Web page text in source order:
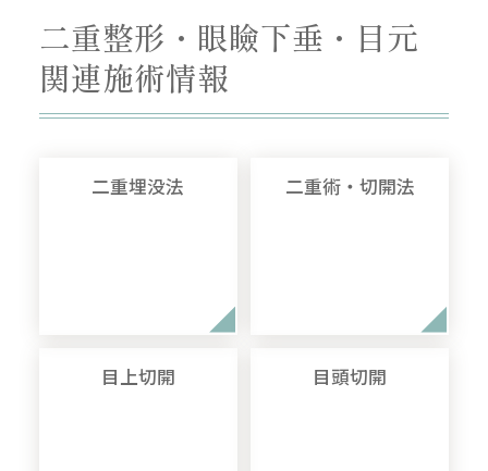
二重整形・眼瞼下垂・目元
関連施術情報
二重埋没法 二重術・切開法
目上切開 目頭切開